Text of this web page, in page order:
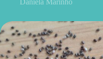
Daniela Marinho